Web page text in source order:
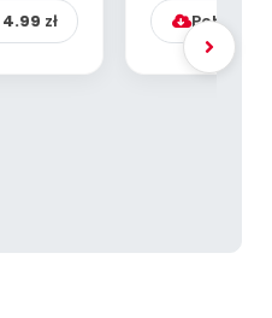
4.99 zł Pobierz